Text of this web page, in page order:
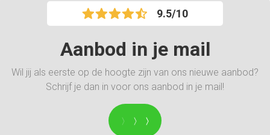
9.5/10
Aanbod in je mail
Wil jij als eerste op de hoogte zijn van ons nieuwe aanbod?
Schrijf je dan in voor ons aanbod in je mail!